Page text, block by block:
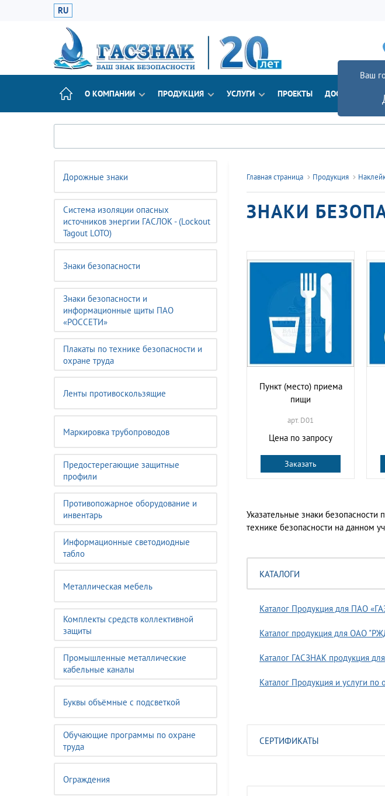
RU
Ваш
О КОМПАНИИ ПРОДУКЦИЯ УСЛУГИ ПРОЕКТЫ ДОСТАВКА
Дорожные знаки
Система изоляции опасных
источников энергии ГАСЛОК - (Lockout
Tagout LOTO)
Знаки безопасности
Знаки безопасности и
информационные щиты ПАО
«РОССЕТИ»
Плакаты по технике безопасности и
охране труда
Ленты противоскользящие
Маркировка трубопроводов
Предостерегающие защитные
профили
Противопожарное оборудование и
инвентарь
Информационные светодиодные
табло
Металлическая мебель
Комплекты средств коллективной
защиты
Промышленные металлические
кабельные каналы
Буквы объёмные с подсветкой
Обучающие программы по охране
труда
Ограждения
Главная страница Продукция
ЗНАКИ
Пункт (место) приема
пищи
арт. D01
Цена по запросу
Заказать
Указательные знаки безопасности
технике безопасности на данном
КАТАЛОГИ
Каталог Продукция для ПАО
Каталог продукция для ОАО
Каталог ГАСЗНАК продукция
Каталог Продукция и услуги по
СЕРТИФИКАТЫ